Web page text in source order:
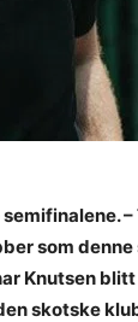
som
Knutsen
skotske